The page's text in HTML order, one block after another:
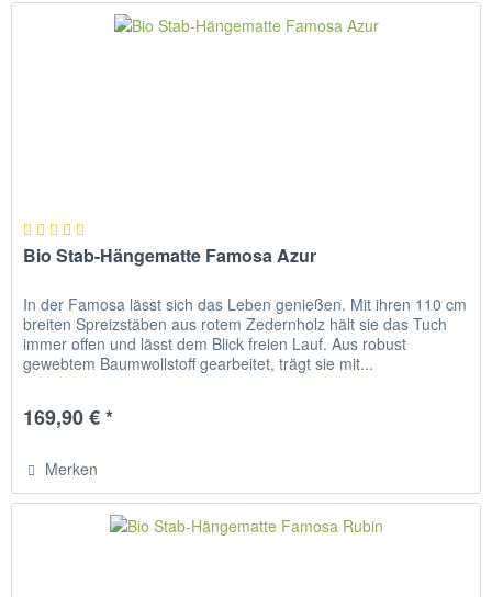
Bio Stab-Hängematte Famosa Azur
In der Famosa lässt sich das Leben genießen. Mit ihren 110 cm
breiten Spreizstäben aus rotem Zedernholz hält sie das Tuch
immer offen und lässt dem Blick freien Lauf. Aus robust
gewebtem Baumwollstoff gearbeitet, trägt sie mit...
169,90 € *
Merken